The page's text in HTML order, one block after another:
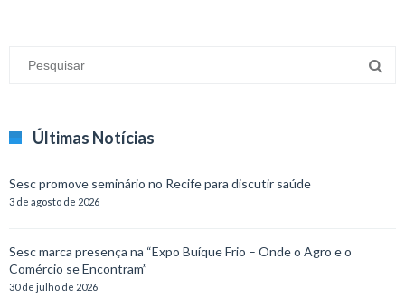
Últimas Notícias
Sesc promove seminário no Recife para discutir saúde
3 de agosto de 2026
Sesc marca presença na “Expo Buíque Frio – Onde o Agro e o
Comércio se Encontram”
30 de julho de 2026